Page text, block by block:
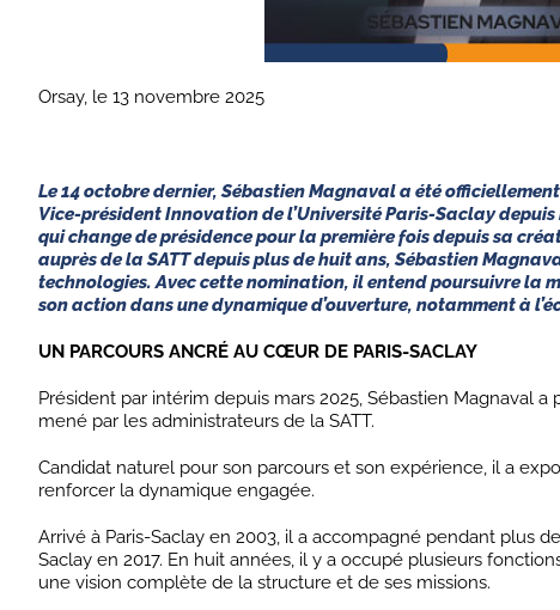
Orsay, le 13 novembre 2025
Le 14 octobre dernier, Sébastien Magnaval a été
Vice-président Innovation de l’Université Paris-Saclay
qui change de présidence pour la première fois depuis sa
auprès de la SATT depuis plus de huit ans, Sébastien
technologies. Avec cette nomination, il entend poursuivre la
son action dans une dynamique d’ouverture, notamment à
UN PARCOURS ANCRÉ AU CŒUR DE PARIS-SACLAY
Président par intérim depuis mars 2025, Sébastien Magnaval
mené par les administrateurs de la SATT.
Candidat naturel pour son parcours et son expérience, il a
renforcer la dynamique engagée.
Arrivé à Paris-Saclay en 2003, il a accompagné pendant plus
Saclay en 2017. En huit années, il y a occupé plusieurs
une vision complète de la structure et de ses missions.